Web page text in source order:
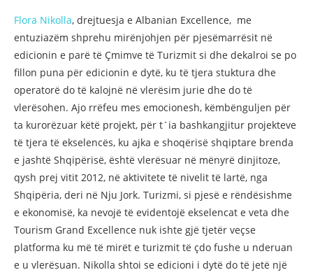
Flora Nikolla, drejtuesja e Albanian Excellence, me
entuziazëm shprehu mirënjohjen për pjesëmarrësit në
edicionin e parë të Çmimve të Turizmit si dhe dekalroi se po
fillon puna për edicionin e dytë, ku të tjera stuktura dhe
operatorë do të kalojnë në vlerësim jurie dhe do të
vlerësohen. Ajo rrëfeu mes emocionesh, këmbënguljen për
ta kurorëzuar këtë projekt, për t`ia bashkangjitur projekteve
të tjera të ekselencës, ku ajka e shoqërisë shqiptare brenda
e jashtë Shqipërisë, është vlerësuar në mënyrë dinjitoze,
qysh prej vitit 2012, në aktivitete të nivelit të lartë, nga
Shqipëria, deri në Nju Jork. Turizmi, si pjesë e rëndësishme
e ekonomisë, ka nevojë të evidentojë ekselencat e veta dhe
Tourism Grand Excellence nuk ishte gjë tjetër veçse
platforma ku më të mirët e turizmit të çdo fushe u nderuan
e u vlerësuan. Nikolla shtoi se edicioni i dytë do të jetë një